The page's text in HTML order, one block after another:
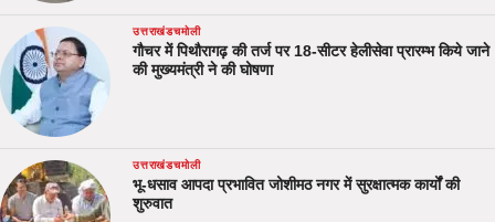
उत्तराखंडचमोली
गौचर में पिथौरागढ़ की तर्ज पर 18-सीटर हेलीसेवा प्रारम्भ किये जाने
की मुख्यमंत्री ने की घोषणा
उत्तराखंडचमोली
भू-धसाव आपदा प्रभावित जोशीमठ नगर में सुरक्षात्मक कार्यों की
शुरुवात